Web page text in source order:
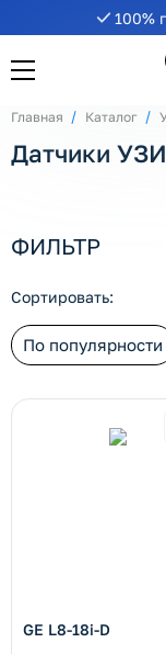
100%
Главная Каталог
Датчики УЗИ
развернуть
ФИЛЬТР
Сортировать:
По популярности
GE L8-18i-D